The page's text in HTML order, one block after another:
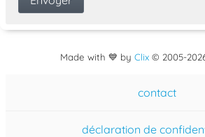
Made with 💙 by Clix© 2005-
contact
déclaration de